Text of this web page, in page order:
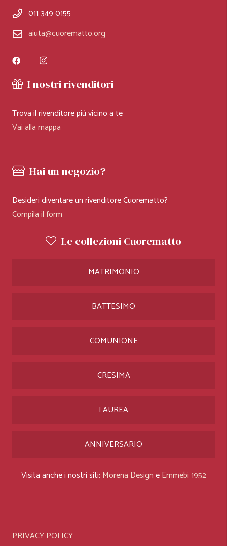
011 349 0155
aiuta@cuorematto.org
I nostri rivenditori
Trova il rivenditore più vicino a te
Vai alla mappa
Hai un negozio?
Desideri diventare un rivenditore Cuorematto?
Compila il form
Le collezioni Cuorematto
MATRIMONIO
BATTESIMO
COMUNIONE
CRESIMA
LAUREA
ANNIVERSARIO
Visita anche i nostri siti: Morena DesigneEmmebi 1952
PRIVACY POLICY